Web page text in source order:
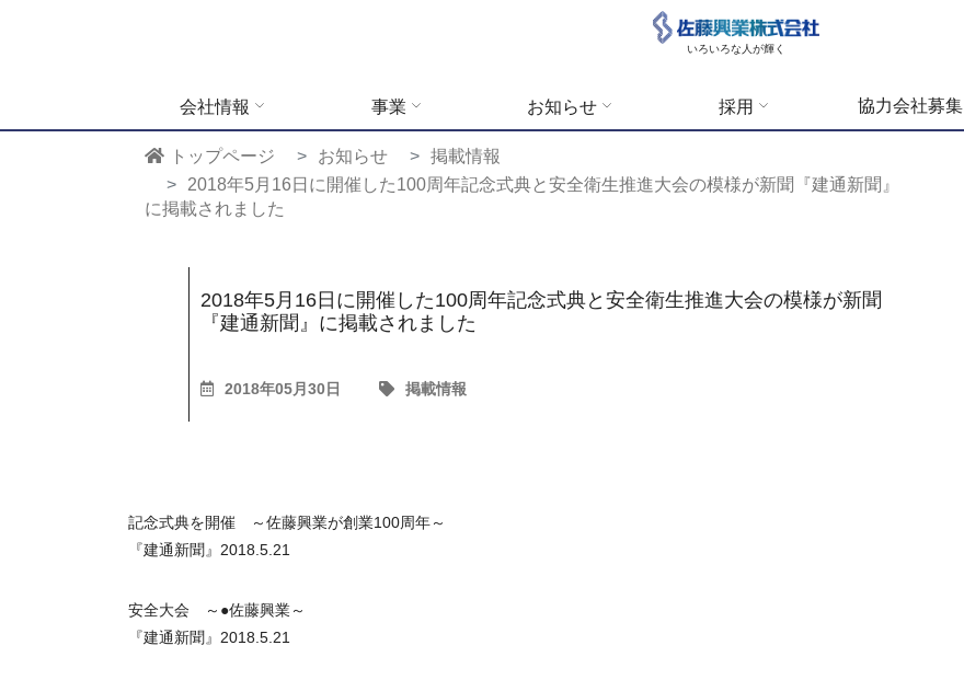
いろいろな人が輝く
会社情報 事業 お知らせ 採用 協力会社募集
トップページ お知らせ
掲載情報
2018年5月16日に開催した100周年記念式典と安全衛生推進大会の模様が新聞『建通新聞』
に掲載されました
2018年5月16日に開催した100周年記念式典と安全衛生推進大会の模様が新聞
『建通新聞』に掲載されました
2018年05月30日 掲載情報
記念式典を開催 ～佐藤興業が創業100周年～
『建通新聞』2018.5.21
安全大会 ～●佐藤興業～
『建通新聞』2018.5.21